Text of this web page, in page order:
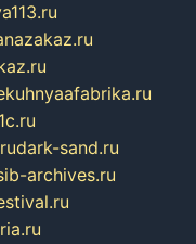
dark-sand.ru
archives.ru